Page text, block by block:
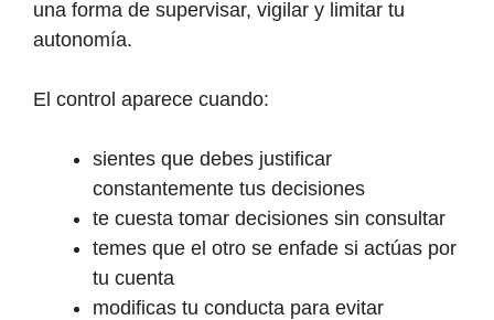
una forma de supervisar, vigilar y limitar tu
autonomía.
El control aparece cuando:
sientes que debes justificar
constantemente tus decisiones
te cuesta tomar decisiones sin consultar
temes que el otro se enfade si actúas por
tu cuenta
modificas tu conducta para evitar